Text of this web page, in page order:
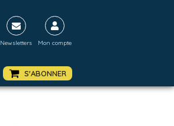
Newsletters Mon compte
S'ABONNER